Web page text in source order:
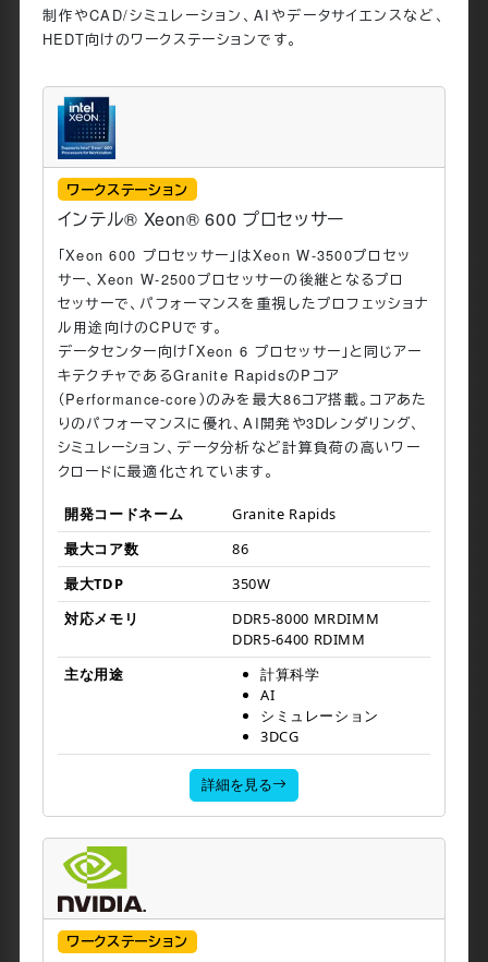
インテル® Xeon® 600 プロセッサーを搭載したコンテンツ
HEDT向けのワークステーションです。
インテル® Xeon® 600 プロセッサー
「Xeon 600 プロセッサー」はXeon W-3500プロセッ
サー、Xeon W-2500プロセッサーの後継となるプロ
セッサーで、パフォーマンスを重視したプロフェッショナ
ル用途向けのCPUです。
データセンター向け「Xeon 6 プロセッサー」と同じアー
キテクチャであるGranite RapidsのPコア
（Performance-core）のみを最大86コア搭載。コアあた
りのパフォーマンスに優れ、AI開発や3Dレンダリング、
クロードに最適化されています。
開発コードネーム
Granite Rapids
最大コア数
86
最大TDP
350W
対応メモリ
DDR5-8000 MRDIMM
DDR5-6400 RDIMM
計算科学
AI
シミュレーション
3DCG